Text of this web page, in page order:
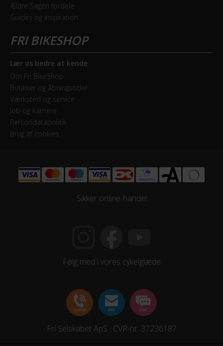
Ældre Sagen fordele
Guides og inspiration
Lær os bedre at kende
Om Fri BikeShop
Butikker og åbningstider
Værksted og service
Job og karriere
Persondatapolitik
Brug af cookies
Sikker online-handel
Følg med i vores cykelglæde
Fri Selskabet ApS · CVR-nr. 37236187